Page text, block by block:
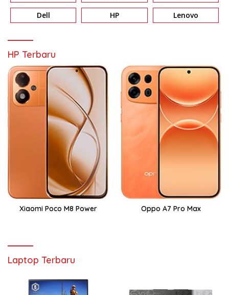
Dell HP Lenovo
HP Terbaru
Xiaomi Poco M8 Power Oppo A7 Pro Max
Laptop Terbaru